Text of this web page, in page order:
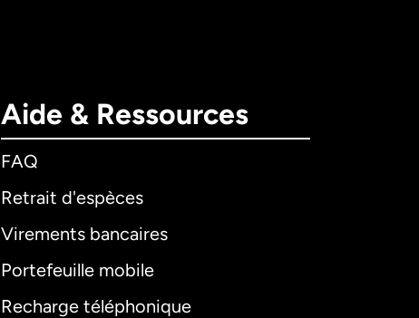
Aide & Ressources
FAQ
Retrait d'espèces
Virements bancaires
Portefeuille mobile
Recharge téléphonique